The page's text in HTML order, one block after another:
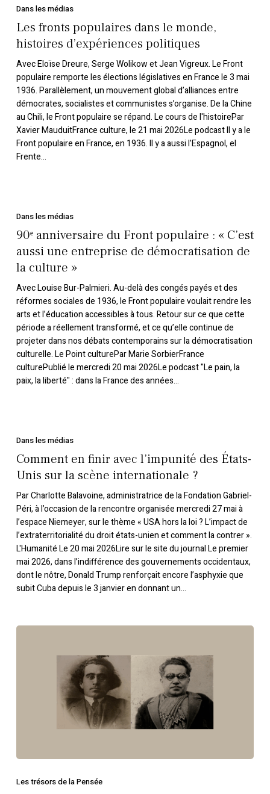
fronts
populaires
dans
le
monde,
histoires
d’expériences
politiques
Dans les médias
Les fronts populaires dans le monde,
histoires d’expériences politiques
Avec Eloïse Dreure, Serge Wolikow et Jean Vigreux. Le Front
populaire remporte les élections législatives en France le 3 mai
1936. Parallèlement, un mouvement global d’alliances entre
démocrates, socialistes et communistes s’organise. De la Chine
au Chili, le Front populaire se répand. Le cours de l'histoirePar
Xavier MauduitFrance culture, le 21 mai 2026Le podcast Il y a le
Front populaire en France, en 1936. Il y a aussi l’Espagnol, el
Frente…
anniversaire
du
populaire :
« C’est
aussi
une
entreprise
de
démocratisation
de
la
culture »
Dans les médias
90ᵉ anniversaire du Front populaire : « C’est
aussi une entreprise de démocratisation de
la culture »
Avec Louise Bur-Palmieri. Au-delà des congés payés et des
réformes sociales de 1936, le Front populaire voulait rendre les
arts et l’éducation accessibles à tous. Retour sur ce que cette
période a réellement transformé, et ce qu’elle continue de
projeter dans nos débats contemporains sur la démocratisation
culturelle. Le Point culturePar Marie SorbierFrance
culturePublié le mercredi 20 mai 2026Le podcast "Le pain, la
paix, la liberté" : dans la France des années…
en
finir
avec
l’impunité
des
États-
Unis
sur
la
scène
internationale ?
Dans les médias
Comment en finir avec l’impunité des États-
Unis sur la scène internationale ?
Par Charlotte Balavoine, administratrice de la Fondation Gabriel-
Péri, à l’occasion de la rencontre organisée mercredi 27 mai à
l’espace Niemeyer, sur le thème « USA hors la loi ? L’impact de
l’extraterritorialité du droit états-unien et comment la contrer ».
L'Humanité Le 20 mai 2026Lire sur le site du journal Le premier
mai 2026, dans l’indifférence des gouvernements occidentaux,
dont le nôtre, Donald Trump renforçait encore l’asphyxie que
subit Cuba depuis le 3 janvier en donnant un…
Antonio
Les trésors de la Pensée